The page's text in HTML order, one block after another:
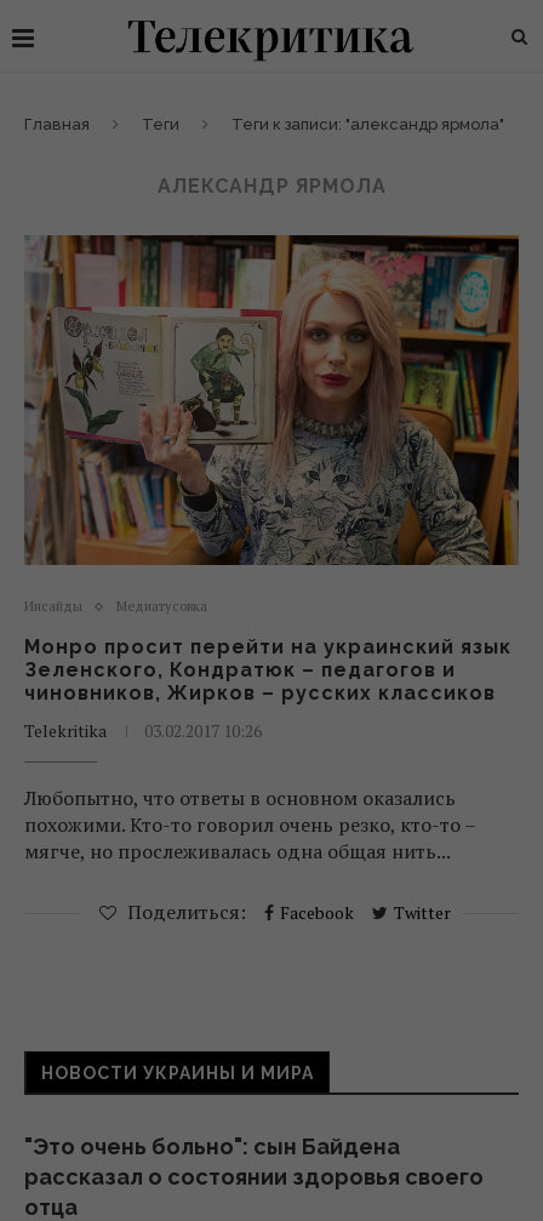
Главная Теги Теги к записи: "александр ярмола"
АЛЕКСАНДР ЯРМОЛА
Инсайды Медиатусовка
Монро просит перейти на украинский язык
Зеленского, Кондратюк – педагогов и
чиновников, Жирков – русских классиков
Telekritika
03.02.2017 10:26
Любопытно, что ответы в основном оказались
похожими. Кто-то говорил очень резко, кто-то –
мягче, но прослеживалась одна общая нить...
Поделиться: Facebook Twitter
НОВОСТИ УКРАИНЫ И МИРА
"Это очень больно": сын Байдена
рассказал о состоянии здоровья своего
отца